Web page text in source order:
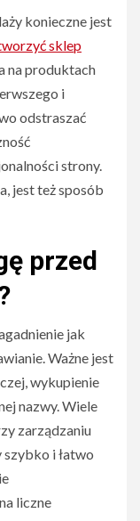
konieczne jest
sklep
na produktach
i
odstraszać
strony.
jest też sposób
przed
jak
Ważne jest
wykupienie
nazwy. Wiele
zarządzaniu
i łatwo
liczne